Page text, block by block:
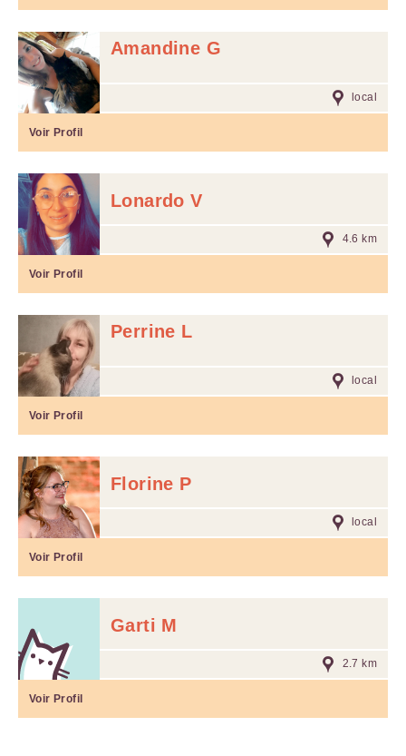
Amandine G
local
Voir Profil
Lonardo V
4.6 km
Voir Profil
Perrine L
local
Voir Profil
Florine P
local
Voir Profil
Garti M
2.7 km
Voir Profil